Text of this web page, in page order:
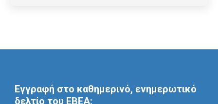
Εγγραφή στο καθημερινό, ενημερωτικό
δελτίο του ΕΒΕΑ: